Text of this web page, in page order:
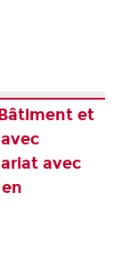
et
avec